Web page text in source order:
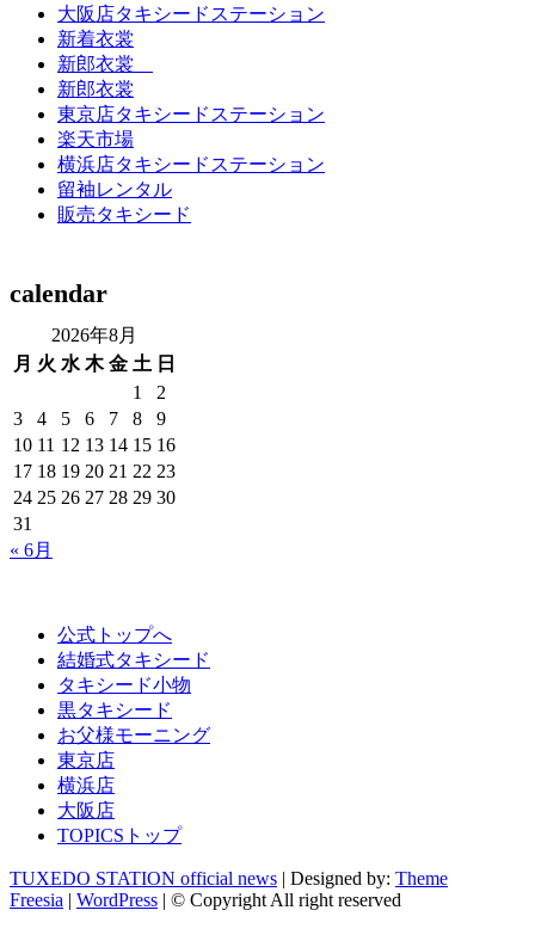
大阪店タキシードステーション
新着衣裳
新郎衣裳
新郎衣裳
東京店タキシードステーション
楽天市場
横浜店タキシードステーション
留袖レンタル
販売タキシード
calendar
2026年8月
月 火 水 木 金 土 日
1
2
3
4 5 6 7 8
9
10 11 12 13 14 15 16
17 18 19 20 21 22 23
24 25 26 27 28 29 30
31
« 6月
公式トップへ
結婚式タキシード
タキシード小物
黒タキシード
お父様モーニング
東京店
横浜店
大阪店
TOPICSトップ
TUXEDO STATION official news | Designed by: Theme
Freesia | WordPress | © Copyright All right reserved